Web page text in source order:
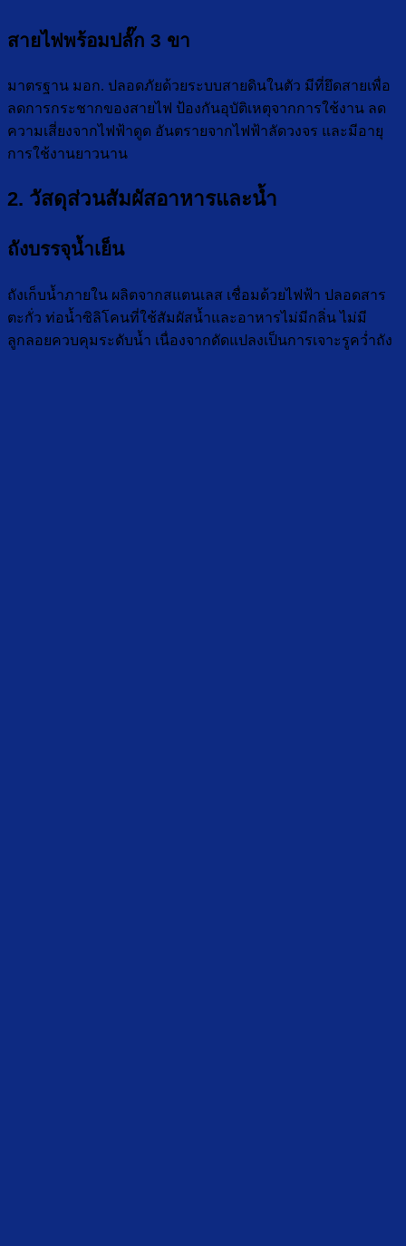
สายไฟพร้อมปลั๊ก 3 ขา
มาตรฐาน มอก. ปลอดภัยด้วยระบบสายดินในตัว มีที่ยึดสายเพื่อ
ลดการกระชากของสายไฟ ป้องกันอุบัติเหตุจากการใช้งาน ลด
ความเสี่ยงจากไฟฟ้าดูด อันตรายจากไฟฟ้าลัดวงจร และมีอายุ
การใช้งานยาวนาน
2. วัสดุส่วนสัมผัสอาหารและน้ำ
ถังบรรจุน้ำเย็น
ถังเก็บน้ำภายใน ผลิตจากสแตนเลส เชื่อมด้วยไฟฟ้า ปลอดสาร
ตะกั่ว ท่อน้ำซิลิโคนที่ใช้สัมผัสน้ำและอาหารไม่มีกลิ่น ไม่มี
ลูกลอยควบคุมระดับน้ำ เนื่องจากดัดแปลงเป็นการเจาะรูคว่ำถัง